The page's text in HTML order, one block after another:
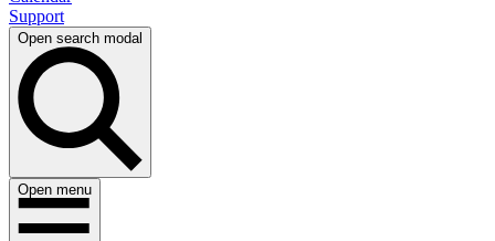
Support​​​​‌ ‍ ​‍​‍‌‍ ‌ ​‍‌‍‍‌‌‍‌ ‌‍‍‌‌‍ ‍​‍​‍​ ‍‍​‍​‍‌ ​ ‌‍​‌‌‍ ‍‌‍‍‌‌ ‌​‌ ‍‌​‍ ‍‌‍‍‌‌‍ ​‍​‍​‍ ​​‍​‍‌‍‍​‌ ​‍‌‍‌‌‌‍‌‍​‍​‍​ ‍‍​‍​‍‌‍‍​‌ ‌​‌ ‌​‌ ​​​ ‍‍​‍ ​‍ ‌‍ ​‌‍ ‌‍​ ‌‍​‌‌‍ ​‌‍‍​‌‍ ‌ ​ ‌ ‌​​ ‍‍​ ​ ​ ​ ​ ​ ​ ​ ​‍ ‌‍‍‌‌‍ ‍‌ ‌​‌‍‌‌‌‍ ‍‌ ‌​​‍ ‌‍‌‌‌‍‌​‌‍‍‌‌ ‌​​‍ ‌‍ ‌‌‍ ‌‍‌​‌‍‌‌​ ‌‌ ​​‌ ​‍‌‍‌‌‌ ​ ‌‍‌‌‌‍ ‍‌ ‌​‌‍​‌‌ ‌​‌‍‍‌‌‍ ‌‍ ‍​ ‍ ‌‍‍‌‌‍‌​​ ‌‌ ​ ‌‍‍‌‌ ‌​‌‍‌‌‌​‍​‌‍‌‌‌‍​‌‌‍‌​‌‍‌‌‌ ​‍​ ‍ ‌ ‌​‌ ‍‌‌ ​​‌‍‌‌​ ‌‌‍‍​‌‍‌‌‌‍​‌‌‍‌​‌‍‌‌‌ ​‍​ ‍ ‌ ​​‌‍​‌‌ ‌​‌‍‍​​ ‌‌ ​‍‌‍‍‌‌‍‌ ‌‍‍​‌ ‌​‌​ ‌‌‍‌‌‌‍ ‍‌ ‌‌‌ ​ ​‍‌‌​ ‌‌‌​​‍‌‌ ‌‍‍ ‌‍‌‌‌ ‍‌​‍‌‌​ ​ ‌​‌​​‍‌‌​ ​ ‌​‌​​‍‌‌​ ​‍​ ​‍​ ‍​​ ​‍​ ‌ ‌‍‌‌​ ​‌‌‍​‍‌‍‌​​ ‍‌​ ‌​‌‍​ ​ ‌ ​ ‌ ​‍‌‌​ ​‍​ ​‍​‍‌‌​ ‌‌‌​‌​​‍ ‍‌ ‌​‌‍‌‌‌ ‍​‌ ‌​​ ‌‍​‍‌‍​‌‌ ​ ‌‍‌‌‌‌‌‌‌ ​‍‌‍ ​​ ‌‌‍‍​‌ ‌​‌ ‌​‌ ​​​‍‌‌​ ​ ‌​​‌​‍‌‌​ ​‍‌​‌‍​‍‌‌​ ​‍‌​‌‍‌‍ ​‌‍ ‌‍​ ‌‍​‌‌‍ ​‌‍‍​‌‍ ‌ ​ ‌ ‌​​‍‌‌​ ​ ‌​​‌​ ​ ​ ​ ​ ​ ​ ​ ​‍‌‍‌‍‍‌‌‍‌​​ ‌‌ ​ ‌‍‍‌‌ ‌​‌‍‌‌‌​‍​‌‍‌‌‌‍​‌‌‍‌​‌‍‌‌‌ ​‍​‍‌‍‌ ‌​‌ ‍‌‌ ​​‌‍‌‌​ ‌‌‍‍​‌‍‌‌‌‍​‌‌‍‌​‌‍‌‌‌ ​‍​‍‌‍‌ ​​‌‍​‌‌ ‌​‌‍‍​​ ‌‌ ​‍‌‍‍‌‌‍‌ ‌‍‍​‌ ‌​‌​ ‌‌‍‌‌‌‍ ‍‌ ‌‌‌ ​ ​‍‌‌​ ‌‌‌​​‍‌‌ ‌‍‍ ‌‍‌‌‌ ‍‌​‍‌‌​ ​ ‌​‌​​‍‌‌​ ​ ‌​‌​​‍‌‌​ ​‍​ ​‍​ ‍​​ ​‍​ ‌ ‌‍‌‌​ ​‌‌‍​‍‌‍‌​​ ‍‌​ ‌​‌‍​ ​ ‌ ​ ‌ ​‍‌‌​ ​‍​ ​‍​‍‌‌​ ‌‌‌​‌​​‍ ‍‌ ‌​‌‍‌‌‌ ‍​‌ ‌​​‍‌‍‌ ​​‌‍‌‌‌ ​‍‌ ​ ‌ ​​‌‍‌‌‌‍​ ‌ ‌​‌‍‍‌‌ ‌‍‌‍‌‌​ ‌‌ ​​‌ ‌‌‌‍​‍‌‍ ​‌‍‍‌‌ ​ ‌‍‍​‌‍‌‌‌‍‌​​‍​‍‌ ‌
Open search modal
Open menu